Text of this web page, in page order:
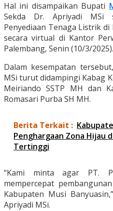
Hal ini disampaikan Bupati
Sekda Dr. Apriyadi MSi
Penyediaan Tenaga Listrik
secara virtual di Kantor
Palembang, Senin (10/3/2025).
Dalam kesempatan
MSi turut didampingi Kabag
Meiriando SSTP MH dan
Romasari Purba SH MH.
Berita Terkait :
Penghargaan Zona Hijau
Tertinggi
“Kami minta agar PT.
mempercepat
Kabupaten Musi
Apriyadi MSi.